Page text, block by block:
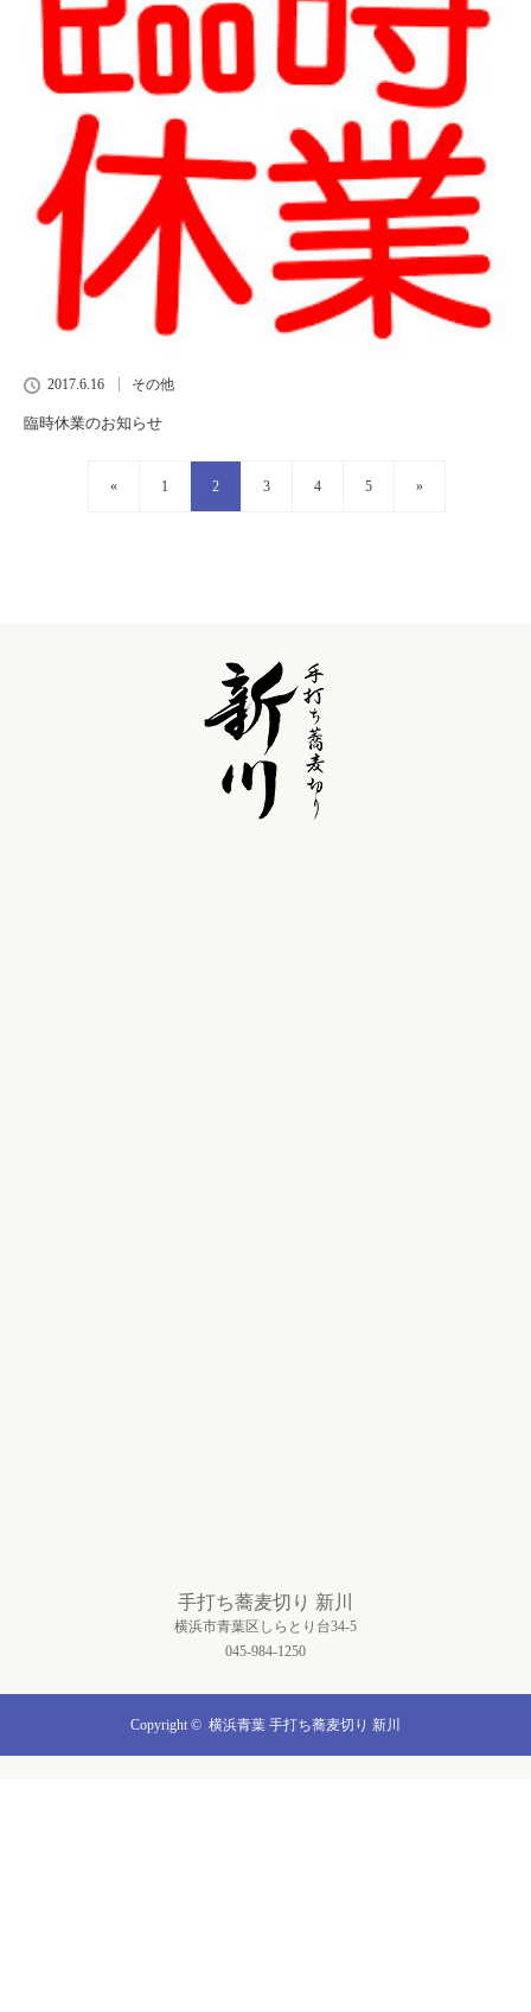
2017.6.16 その他
臨時休業のお知らせ
« 1 2 3 4 5 »
手打ち蕎麦切り 新川
横浜市青葉区しらとり台34-5
045-984-1250
Copyright © 横浜青葉 手打ち蕎麦切り 新川